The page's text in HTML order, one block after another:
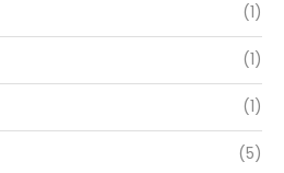
(1)
(1)
(1)
(5)